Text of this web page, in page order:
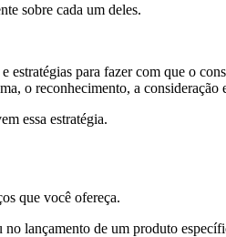
sobre cada um deles.
para fazer com que o
o reconhecimento, a consideração
essa estratégia.
que você ofereça.
no lançamento de um produto